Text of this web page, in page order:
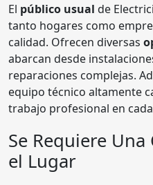
El público usual de
tanto hogares como
calidad. Ofrecen diversas
abarcan desde
reparaciones complejas.
equipo técnico altamente
trabajo profesional en
Se Requiere
el Lugar